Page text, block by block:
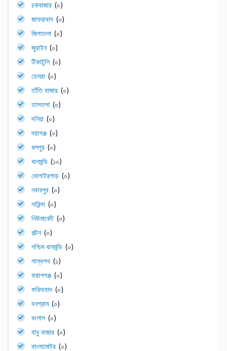
চকবাজার (০)
জাফরাবাদ (০)
জিগাতলা (০)
জুরাইন (০)
টিকাটুলি (০)
ডেমরা (০)
তাঁতি বাজার (০)
তালতলা (০)
দনিয়া (০)
দয়াগঞ্জ (০)
ধলপুর (০)
ধানমন্ডি (১০)
ধোলাইরপাড় (০)
নবাবপুর (০)
নারিন্দা (০)
নিউমার্কেট (০)
পল্টন (০)
পশ্চিম ধানমন্ডি (০)
পান্থপথ (১)
ফরাশগঞ্জ (০)
ফরিদাবাদ (০)
বনগ্রাম (০)
বংশাল (০)
বাবু বাজার (০)
বাংলামোটর (০)